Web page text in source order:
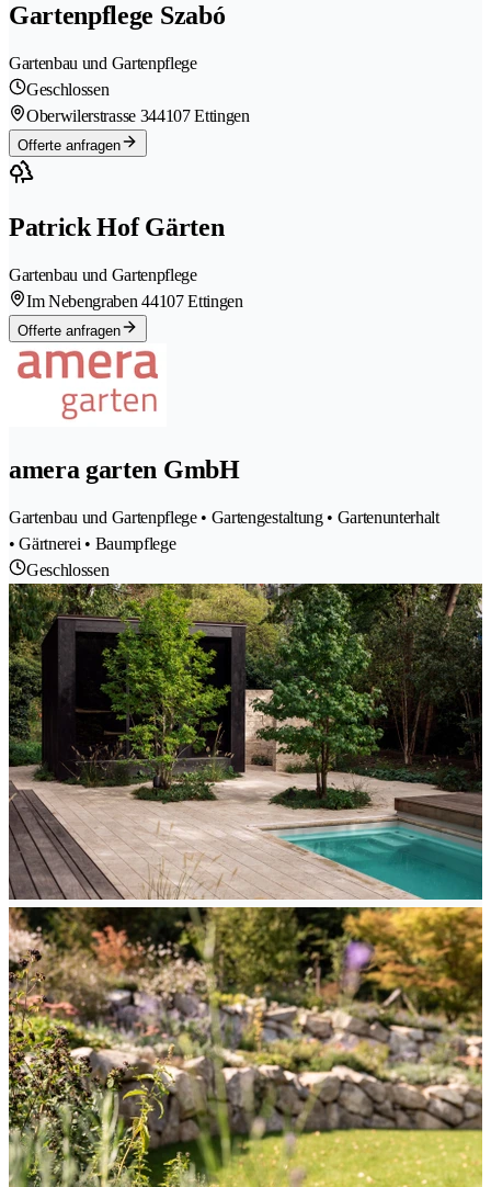
Gartenpflege Szabó
Gartenbau und Gartenpflege
Geschlossen
Oberwilerstrasse 344107 Ettingen
Offerte anfragen
Patrick Hof Gärten
Gartenbau und Gartenpflege
Im Nebengraben 44107 Ettingen
Offerte anfragen
amera garten GmbH
Gartenbau und Gartenpflege • Gartengestaltung • Gartenunterhalt
• Gärtnerei • Baumpflege
Geschlossen